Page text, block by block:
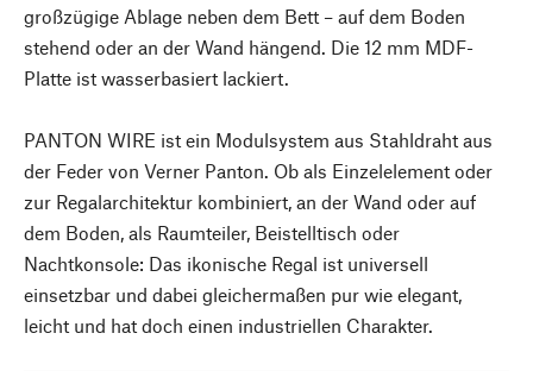
großzügige Ablage neben dem Bett – auf dem Boden
stehend oder an der Wand hängend. Die 12 mm MDF-
Platte ist wasserbasiert lackiert.
PANTON WIRE ist ein Modulsystem aus Stahldraht aus
der Feder von Verner Panton. Ob als Einzelelement oder
zur Regalarchitektur kombiniert, an der Wand oder auf
dem Boden, als Raumteiler, Beistelltisch oder
Nachtkonsole: Das ikonische Regal ist universell
einsetzbar und dabei gleichermaßen pur wie elegant,
leicht und hat doch einen industriellen Charakter.